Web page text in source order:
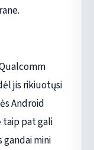
jis rikiuotųsi
Android
pat gali
gandai mini